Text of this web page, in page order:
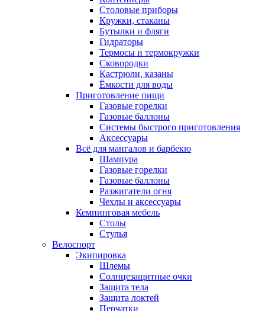
Столовые приборы
Кружки, стаканы
Бутылки и фляги
Гидраторы
Термосы и термокружки
Сковородки
Кастрюли, казаны
Ёмкости для воды
Приготовление пищи
Газовые горелки
Газовые баллоны
Системы быстрого приготовления
Аксессуары
Всё для мангалов и барбекю
Шампура
Газовые горелки
Газовые баллоны
Разжигатели огня
Чехлы и аксессуары
Кемпинговая мебель
Столы
Стулья
Велоспорт
Экипировка
Шлемы
Солнцезащитные очки
Защита тела
Защита локтей
Перчатки